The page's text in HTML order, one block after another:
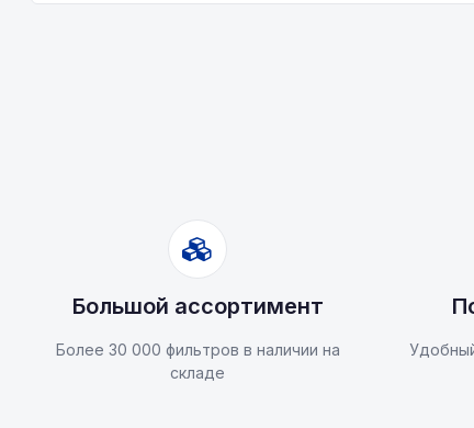
Большой ассортимент
Более 30 000 фильтров в наличии на
складе